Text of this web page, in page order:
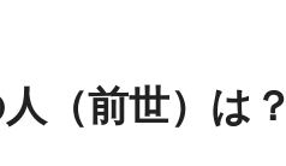
（前世）は？